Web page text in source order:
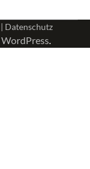
| Datenschutz
WordPress.